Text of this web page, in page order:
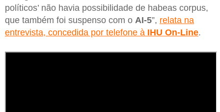
políticos’ não havia possibilidade de habeas corpus,
que também foi suspenso com o AI-5”, relata na
entrevista, concedida por telefone à IHU On-Line.